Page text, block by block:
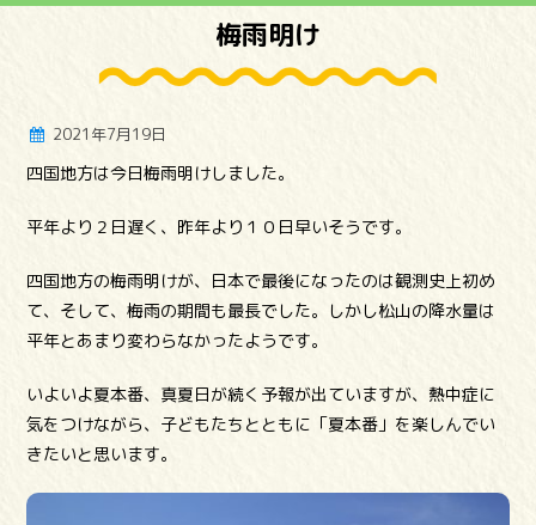
梅雨明け
2021年7月19日
四国地方は今日梅雨明けしました。
平年より２日遅く、昨年より１０日早いそうです。
四国地方の梅雨明けが、日本で最後になったのは観測史上初め
て、そして、梅雨の期間も最長でした。しかし松山の降水量は
平年とあまり変わらなかったようです。
いよいよ夏本番、真夏日が続く予報が出ていますが、熱中症に
気をつけながら、子どもたちとともに「夏本番」を楽しんでい
きたいと思います。